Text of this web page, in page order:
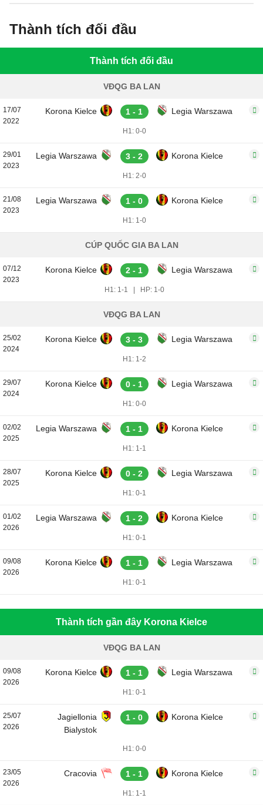
Thành tích đối đầu
Thành tích đối đầu
VĐQG BA LAN
17/07
2022
Korona Kielce 1 - 1 Legia Warszawa
H1: 0-0
29/01
2023
Legia Warszawa 3 - 2 Korona Kielce
H1: 2-0
21/08
2023
Legia Warszawa 1 - 0 Korona Kielce
H1: 1-0
CÚP QUỐC GIA BA LAN
07/12
2023
Korona Kielce 2 - 1 Legia Warszawa
H1: 1-1 HP: 1-0
VĐQG BA LAN
25/02
2024
Korona Kielce 3 - 3 Legia Warszawa
H1: 1-2
29/07
2024
Korona Kielce 0 - 1 Legia Warszawa
H1: 0-0
02/02
2025
Legia Warszawa 1 - 1 Korona Kielce
H1: 1-1
28/07
2025
Korona Kielce 0 - 2 Legia Warszawa
H1: 0-1
01/02
2026
Legia Warszawa 1 - 2 Korona Kielce
H1: 0-1
09/08
2026
Korona Kielce 1 - 1 Legia Warszawa
H1: 0-1
Thành tích gần đây Korona Kielce
VĐQG BA LAN
09/08
2026
Korona Kielce 1 - 1 Legia Warszawa
H1: 0-1
25/07
2026
Jagiellonia
Bialystok
1 - 0 Korona Kielce
H1: 0-0
23/05
2026
Cracovia 1 - 1 Korona Kielce
H1: 1-1